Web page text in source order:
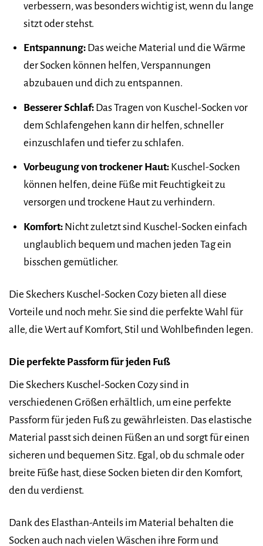
verbessern, was besonders wichtig ist, wenn du lange
sitzt oder stehst.
Entspannung:Das weiche Material und die Wärme
der Socken können helfen, Verspannungen
abzubauen und dich zu entspannen.
Besserer Schlaf:Das Tragen von Kuschel-Socken vor
dem Schlafengehen kann dir helfen, schneller
einzuschlafen und tiefer zu schlafen.
Vorbeugung von trockener Haut:Kuschel-Socken
können helfen, deine Füße mit Feuchtigkeit zu
versorgen und trockene Haut zu verhindern.
Komfort:Nicht zuletzt sind Kuschel-Socken einfach
unglaublich bequem und machen jeden Tag ein
bisschen gemütlicher.
Die Skechers Kuschel-Socken Cozy bieten all diese
Vorteile und noch mehr. Sie sind die perfekte Wahl für
alle, die Wert auf Komfort, Stil und Wohlbefinden legen.
Die perfekte Passform für jeden Fuß
Die Skechers Kuschel-Socken Cozy sind in
verschiedenen Größen erhältlich, um eine perfekte
Passform für jeden Fuß zu gewährleisten. Das elastische
Material passt sich deinen Füßen an und sorgt für einen
sicheren und bequemen Sitz. Egal, ob du schmale oder
breite Füße hast, diese Socken bieten dir den Komfort,
den du verdienst.
Dank des Elasthan-Anteils im Material behalten die
Socken auch nach vielen Wäschen ihre Form und